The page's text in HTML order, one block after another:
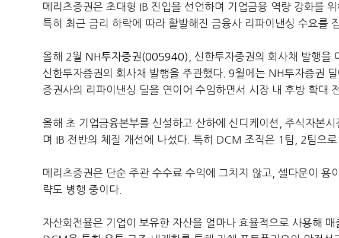
메리츠증권은 초대형 IB 진입을 선언하며 기업금융 역량 강화를
특히 최근 금리 하락에 따라 활발해진 금융사 리파이낸싱 수요를
올해 2월 NH투자증권(005940)
, 신한투자증권의 회사채 발행
신한투자증권의 회사채 발행을 주관했다. 9월에는 NH투자증권
증권사의 리파이낸싱 딜을 연이어 수임하면서 시장 내 후방 확대
올해 초 기업금융본부를 신설하고 산하에 신디케이션, 주식자본
며 IB 전반의 체질 개선에 나섰다. 특히 DCM 조직은 1팀, 2팀으
메리츠증권은 단순 주관 수수료 수익에 그치지 않고, 셀다운이 용
략도 병행 중이다.
자산회전율은 기업이 보유한 자산을 얼마나 효율적으로 사용해